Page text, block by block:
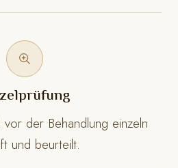
der Behandlung einzeln
und beurteilt.